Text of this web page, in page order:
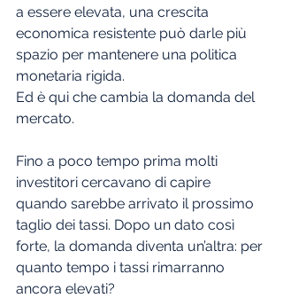
a essere elevata, una crescita
economica resistente può darle più
spazio per mantenere una politica
monetaria rigida.
Ed è qui che cambia la domanda del
mercato.
Fino a poco tempo prima molti
investitori cercavano di capire
quando sarebbe arrivato il prossimo
taglio dei tassi. Dopo un dato così
forte, la domanda diventa un’altra: per
quanto tempo i tassi rimarranno
ancora elevati?